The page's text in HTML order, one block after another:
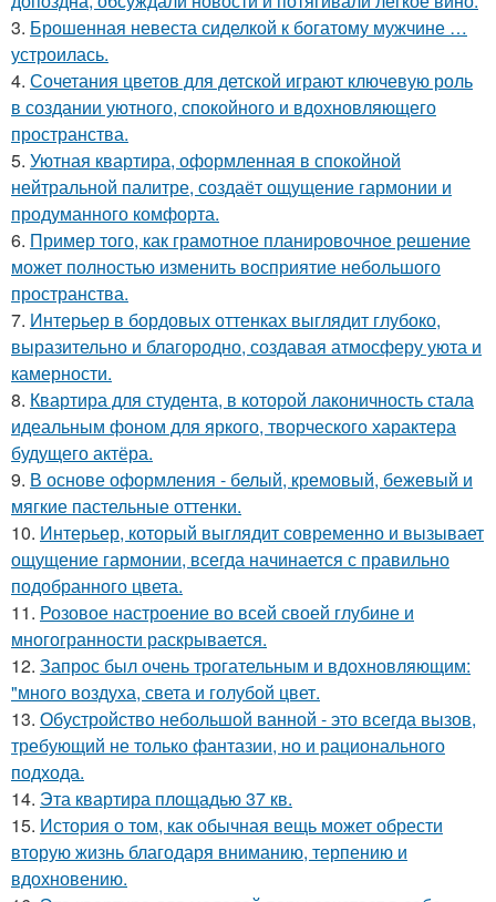
3. Брошенная невеста сиделкой к богатому мужчине …
устроилась.
4. Сочетания цветов для детской играют ключевую роль
в создании уютного, спокойного и вдохновляющего
пространства.
5. Уютная квартира, оформленная в спокойной
нейтральной палитре, создаёт ощущение гармонии и
продуманного комфорта.
6. Пример того, как грамотное планировочное решение
может полностью изменить восприятие небольшого
пространства.
7. Интерьер в бордовых оттенках выглядит глубоко,
выразительно и благородно, создавая атмосферу уюта и
камерности.
8. Квартира для студента, в которой лаконичность стала
идеальным фоном для яркого, творческого характера
будущего актёра.
9. В основе оформления - белый, кремовый, бежевый и
мягкие пастельные оттенки.
10. Интерьер, который выглядит современно и вызывает
ощущение гармонии, всегда начинается с правильно
подобранного цвета.
11. Розовое настроение во всей своей глубине и
многогранности раскрывается.
12. Запрос был очень трогательным и вдохновляющим:
"много воздуха, света и голубой цвет.
13. Обустройство небольшой ванной - это всегда вызов,
требующий не только фантазии, но и рационального
подхода.
14. Эта квартира площадью 37 кв.
15. История о том, как обычная вещь может обрести
вторую жизнь благодаря вниманию, терпению и
вдохновению.